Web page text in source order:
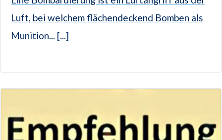
Luft, bei welchem flächendeckend Bomben als
Munition... [...]